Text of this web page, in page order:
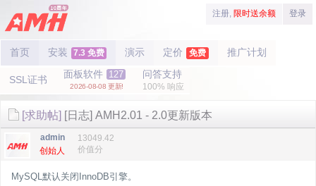
注册, 限时送余额 登录
首页 安装 7.3 免费 演示 定价 免费 推广计划
SSL证书 面板软件 127
2026-08-08 更新!
问答支持
100% 响应
[求助帖] [日志] AMH2.01 - 2.0更新版本
admin
创始人
13049.42
价值分
MySQL默认关闭InnoDB引擎。